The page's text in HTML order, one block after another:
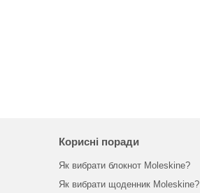
Корисні поради
Як вибрати блокнот Moleskine?
Як вибрати щоденник Moleskine?